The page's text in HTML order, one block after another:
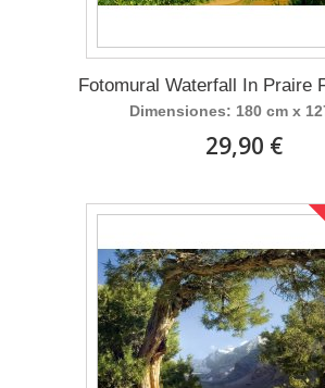
Fotomural Waterfall In Praire
Dimensiones: 180 cm x
29,90 €